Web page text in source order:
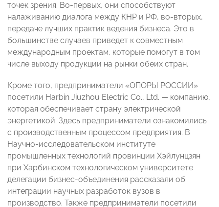
точек зрения. Во-первых, они способствуют
налаживанию диалога между КНР и РФ, во-вторых,
передаче лучших практик ведения бизнеса. Это в
большинстве случаев приведет к совместным
международным проектам, которые помогут в том
числе выходу продукции на рынки обеих стран.
Кроме того, предприниматели «ОПОРЫ РОССИИ»
посетили Harbin Jiuzhou Electric Co., Ltd. — компанию,
которая обеспечивает страну электрической
энергетикой. Здесь предприниматели ознакомились
с производственным процессом предприятия. В
Научно-исследовательском институте
промышленных технологий провинции Хэйлунцзян
при Харбинском технологическом университете
делегации бизнес-объединения рассказали об
интеграции научных разработок вузов в
производство. Также предприниматели посетили